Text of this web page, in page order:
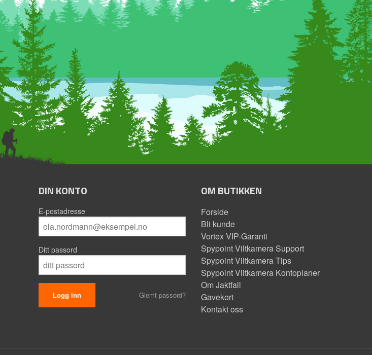
DIN KONTO
E-postadresse
Ditt passord
Glemt passord?
OM BUTIKKEN
Forside
Bli kunde
Vortex VIP-Garanti
Spypoint Viltkamera Support
Spypoint Viltkamera Tips
Spypoint Viltkamera Kontoplaner
Om Jaktfall
Gavekort
Kontakt oss